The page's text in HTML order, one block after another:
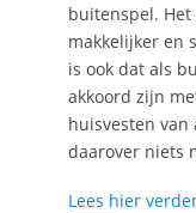
buitenspel.
makkelijker en
is ook dat als
akkoord zijn
huisvesten
daarover niets
Lees hier